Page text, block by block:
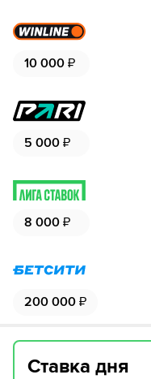
10 000 ₽
5 000 ₽
8 000 ₽
200 000 ₽
Ставка дня